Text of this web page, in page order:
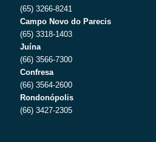
(65) 3266-8241
Campo Novo do Parecis
(65) 3318-1403
Juína
(66) 3566-7300
Confresa
(66) 3564-2600
Rondonópolis
(66) 3427-2305